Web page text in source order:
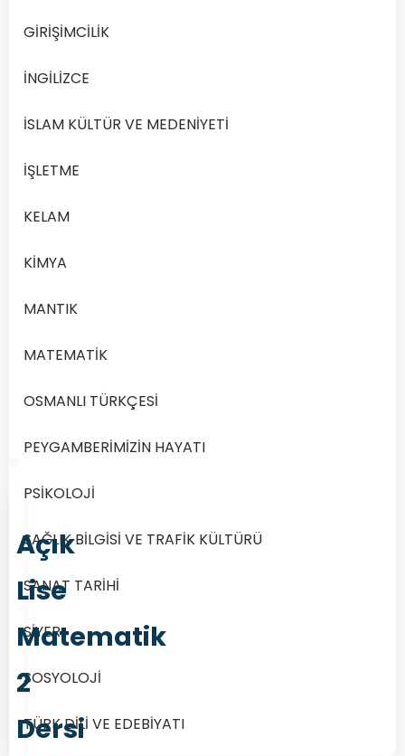
y
A 6
D 18
Önceki Sonraki
Açık
Lise
Matematik
2
Dersi
GİRİŞİMCİLİK
İNGİLİZCE
İSLAM KÜLTÜR VE MEDENİYETİ
İŞLETME
KELAM
KİMYA
MANTIK
MATEMATİK
OSMANLI TÜRKÇESİ
PEYGAMBERİMİZİN HAYATI
PSİKOLOJİ
SAĞLIK BİLGİSİ VE TRAFİK KÜLTÜRÜ
SANAT TARİHİ
SİYER
SOSYOLOJİ
TÜRK DİLİ VE EDEBİYATI